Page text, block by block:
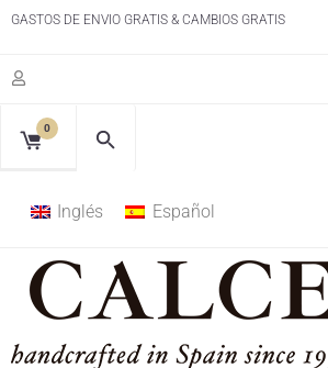
GASTOS DE ENVIO GRATIS & CAMBIOS GRATIS
0
Inglés Español